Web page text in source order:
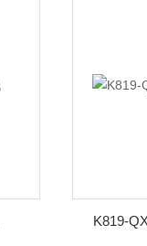
K819-